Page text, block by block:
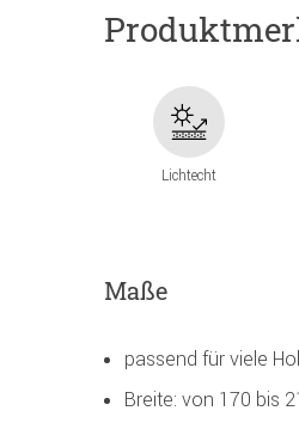
Lichtecht
Maße
passend für viele
Breite: von 170 bis